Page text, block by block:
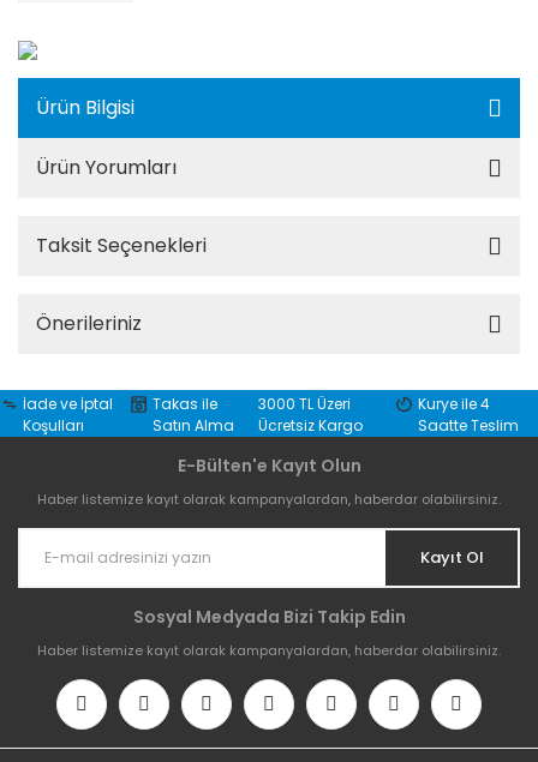
Ürün Bilgisi
Ürün Yorumları
Taksit Seçenekleri
Önerileriniz
İade ve İptal
Koşulları
Takas ile
Satın Alma
3000 TL Üzeri
Ücretsiz Kargo
Kurye ile 4
Saatte Teslim
E-Bülten'e Kayıt Olun
Haber listemize kayıt olarak kampanyalardan, haberdar olabilirsiniz.
Kayıt Ol
Sosyal Medyada Bizi Takip Edin
Haber listemize kayıt olarak kampanyalardan, haberdar olabilirsiniz.